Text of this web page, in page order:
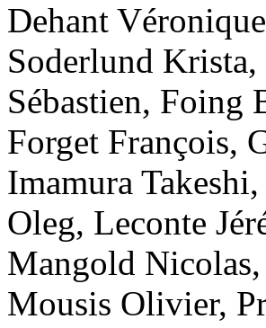
Dehant Véronique
Soderlund Krista,
Sébastien, Foing
Forget François,
Imamura Takeshi,
Oleg, Leconte
Mangold Nicolas,
Mousis Olivier,